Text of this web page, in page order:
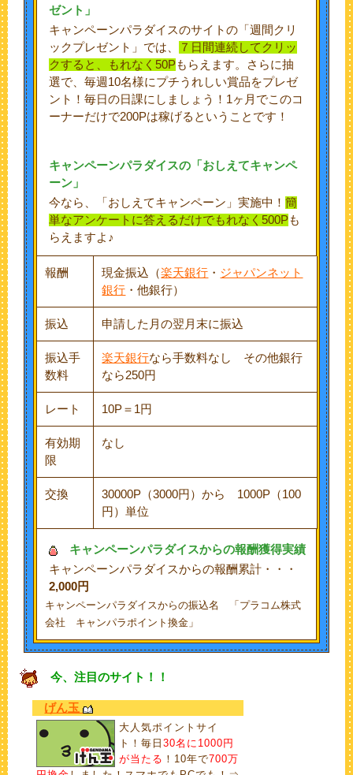
ゼント」
キャンペーンパラダイスのサイトの「週間クリ
ックプレゼント」では、
７日間連続してクリッ
クすると、もれなく 50Pもらえます。さらに抽
選で、毎週10名様にプチうれしい賞品をプレゼ
ント！毎日の日課にしましょう！1ヶ月でこのコ
ーナーだけで200Pは稼げるということです！
キャンペーンパラダイスの「おしえてキャンペ
ーン」
今なら、「おしえてキャンペーン」実施中！簡
単なアンケートに答えるだけでもれなく500Pも
らえますよ♪
報酬 現金振込（楽天銀行 ・ ジャパンネット
銀行 ・他銀行）
振込 申請した月の翌月末に振込
振込手
数料
楽天銀行なら手数料なし その他銀行
なら250円
レート 10P＝1円
有効期
限
なし
交換
30000P（3000円）から 1000P（100
円）単位
キャンペーンパラダイスからの報酬獲得実績
キャンペーンパラダイスからの報酬累計・・・
2,000円
キャンペーンパラダイスからの振込名 「プラコム株式
会社 キャンパラポイント換金」
今、注目のサイト！！
げん玉
大人気ポイントサイ
ト！毎日30名に1000円
が当たる ！10年で700万